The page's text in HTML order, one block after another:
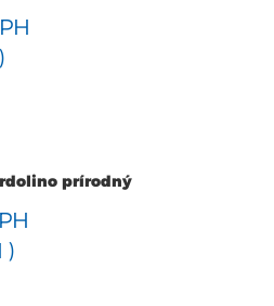
prírodný
)